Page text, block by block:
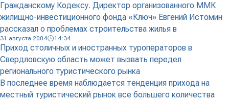
Гражданскому Кодексу. Директор организованного ММК
жилищно-инвестиционного фонда «Ключ» Евгений Истомин
рассказал о проблемах строительства жилья в
31 августа 2004 14:34
Приход столичных и иностранных туроператоров в
Свердловскую область может вызвать передел
регионального туристического рынка
В последнее время наблюдается тенденция прихода на
местный туристический рынок все большего количества